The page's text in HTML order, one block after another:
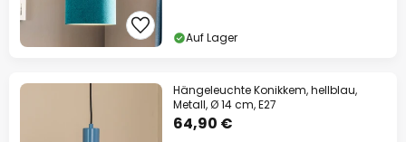
Auf Lager
Hängeleuchte Konikkem, hellblau,
Metall, Ø 14 cm, E27
64,90 €